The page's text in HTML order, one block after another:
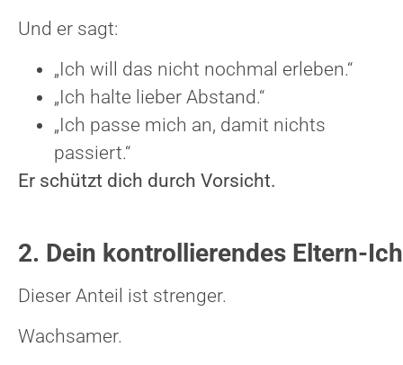
Und er sagt:
„Ich will das nicht nochmal erleben.“
„Ich halte lieber Abstand.“
„Ich passe mich an, damit nichts
passiert.“
Er schützt dich durch Vorsicht.
2. Dein kontrollierendes Eltern-Ich
Dieser Anteil ist strenger.
Wachsamer.